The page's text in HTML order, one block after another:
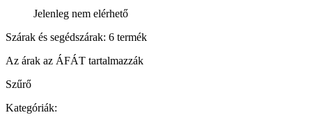
Jelenleg nem elérhető
Szárak és segédszárak: 6 termék
Az árak az ÁFÁT tartalmazzák
Szűrő
Kategóriák: